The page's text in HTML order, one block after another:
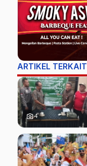
ARTIKEL TERKAIT
photo_camera4